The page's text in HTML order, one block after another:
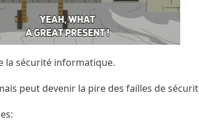
la sécurité informatique.
peut devenir la pire des failles de